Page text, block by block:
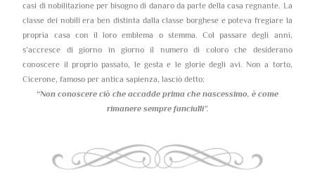
casi di nobilitazione per bisogno di danaro da parte della casa regnante. La
classe dei nobili era ben distinta dalla classe borghese e poteva fregiare la
propria casa con il loro emblema o stemma. Col passare degli anni,
s’accresce di giorno in giorno il numero di coloro che desiderano
conoscere il proprio passato, le gesta e le glorie degli avi. Non a torto,
Cicerone, famoso per antica sapienza, lasciò detto:
“Non conoscere ciò che accadde prima che nascessimo, è come
rimanere sempre fanciulli”.